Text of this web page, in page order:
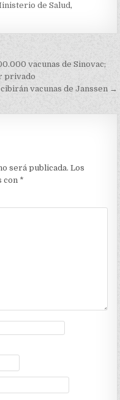
de Salud,
vacunas de Sinovac;
privado
vacunas de Janssen →
será publicada. Los
con *